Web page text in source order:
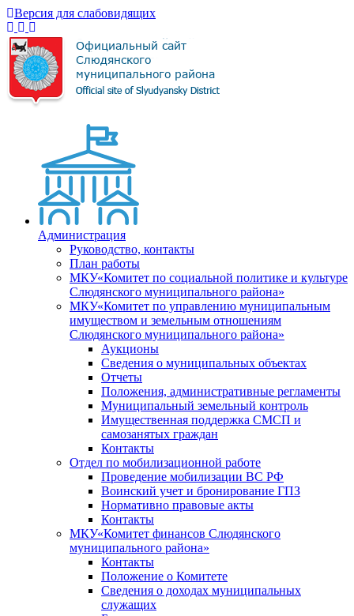
Версия для слабовидящих
Администрация
Руководство, контакты
План работы
МКУ«Комитет по социальной политике и культуре
Слюдянского муниципального района»
МКУ«Комитет по управлению муниципальным
имуществом и земельным отношениям
Слюдянского муниципального района»
Аукционы
Сведения о муниципальных объектах
Отчеты
Положения, административные регламенты
Муниципальный земельный контроль
Имущественная поддержка СМСП и
самозанятых граждан
Контакты
Отдел по мобилизационной работе
Проведение мобилизации ВС РФ
Воинский учет и бронирование ГПЗ
Нормативно правовые акты
Контакты
МКУ«Комитет финансов Слюдянского
муниципального района»
Контакты
Положение о Комитете
Сведения о доходах муниципальных
служащих